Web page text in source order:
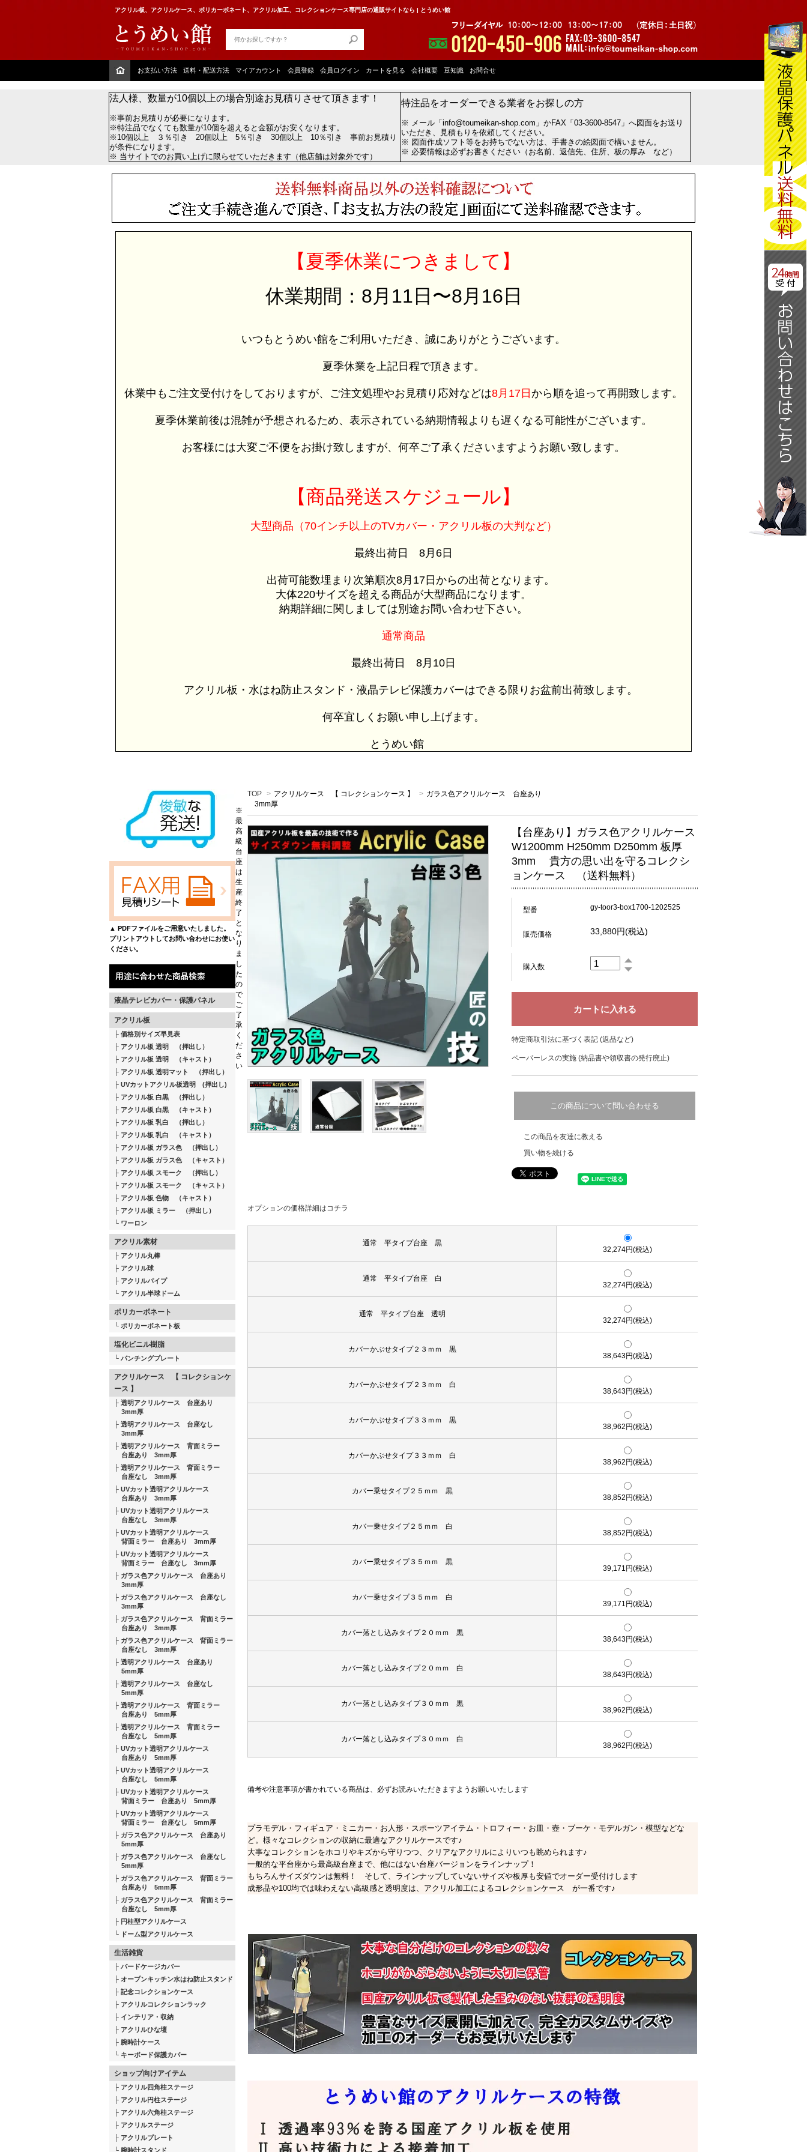
アクリル板、アクリルケース、ポリカーボネート、アクリル加工、コレクションケース専門店の通販サイトなら | とうめい館
お支払い方法 送料・配送方法 マイアカウント 会員登録 会員ログイン カートを見る 会社概要 豆知識 お問合せ
法人様、数量が10個以上の場合別途お見積りさせて頂きます！
※事前お見積りが必要になります。
※特注品でなくても数量が10個を超えると金額がお安くなります。
※10個以上 ３％引き 20個以上 5％引き 30個以上 10％引き 事前お見積り
が条件になります。
※ 当サイトでのお買い上げに限らせていただきます（他店舗は対象外です）
特注品をオーダーできる業者をお探しの方
※ メール「info@toumeikan-shop.com」かFAX「03-3600-8547」へ図面をお送り
いただき、見積もりを依頼してください。
※ 図面作成ソフト等をお持ちでない方は、手書きの絵図面で構いません。
※ 必要情報は必ずお書きください（お名前、返信先、住所、板の厚み など）
【夏季休業につきまして】
休業期間：8月11日〜8月16日
いつもとうめい館をご利用いただき、誠にありがとうございます。
夏季休業を上記日程で頂きます。
休業中もご注文受付けをしておりますが、ご注文処理やお見積り応対などは8月17日 から順を追って再開致します。
夏季休業前後は混雑が予想されるため、表示されている納期情報よりも遅くなる可能性がございます。
お客様には大変ご不便をお掛け致しますが、何卒ご了承くださいますようお願い致します。
【商品発送スケジュール】
大型商品（70インチ以上のTVカバー・アクリル板の大判など）
最終出荷日 8月6日
出荷可能数埋まり次第順次8月17日からの出荷となります。
大体220サイズを超える商品が大型商品になります。
納期詳細に関しましては別途お問い合わせ下さい。
通常商品
最終出荷日 8月10日
アクリル板・水はね防止スタンド・液晶テレビ保護カバーはできる限りお盆前出荷致します。
何卒宜しくお願い申し上げます。
とうめい館
▲ PDFファイルをご用意いたしました。
プリントアウトしてお問い合わせにお使い
ください。
液晶テレビカバー・保護パネル
アクリル板
価格別サイズ早見表
アクリル板 透明 （押出し）
アクリル板 透明 （キャスト）
アクリル板 透明マット （押出し）
UVカットアクリル板透明 (押出し)
アクリル板 白黒 （押出し）
アクリル板 白黒 （キャスト）
アクリル板 乳白 （押出し）
アクリル板 乳白 （キャスト）
アクリル板 ガラス色 （押出し）
アクリル板 ガラス色 （キャスト）
アクリル板 スモーク （押出し）
アクリル板 スモーク （キャスト）
アクリル板 色物 （キャスト）
アクリル板 ミラー （押出し）
ワーロン
アクリル素材
アクリル丸棒
アクリル球
アクリルパイプ
アクリル半球ドーム
ポリカーボネート
ポリカーボネート板
塩化ビニル樹脂
パンチングプレート
アクリルケース 【 コレクションケ
ース 】
透明アクリルケース 台座あり
3mm厚
透明アクリルケース 台座なし
3mm厚
透明アクリルケース 背面ミラー
台座あり 3mm厚
透明アクリルケース 背面ミラー
台座なし 3mm厚
UVカット透明アクリルケース
台座あり 3mm厚
UVカット透明アクリルケース
台座なし 3mm厚
UVカット透明アクリルケース
背面ミラー 台座あり 3mm厚
UVカット透明アクリルケース
背面ミラー 台座なし 3mm厚
ガラス色アクリルケース 台座あり
3mm厚
ガラス色アクリルケース 台座なし
3mm厚
ガラス色アクリルケース 背面ミラー
台座あり 3mm厚
ガラス色アクリルケース 背面ミラー
台座なし 3mm厚
透明アクリルケース 台座あり
5mm厚
透明アクリルケース 台座なし
5mm厚
透明アクリルケース 背面ミラー
台座あり 5mm厚
透明アクリルケース 背面ミラー
台座なし 5mm厚
UVカット透明アクリルケース
台座あり 5mm厚
UVカット透明アクリルケース
台座なし 5mm厚
UVカット透明アクリルケース
背面ミラー 台座あり 5mm厚
UVカット透明アクリルケース
背面ミラー 台座なし 5mm厚
ガラス色アクリルケース 台座あり
5mm厚
ガラス色アクリルケース 台座なし
5mm厚
ガラス色アクリルケース 背面ミラー
台座あり 5mm厚
ガラス色アクリルケース 背面ミラー
台座なし 5mm厚
円柱型アクリルケース
ドーム型アクリルケース
生活雑貨
バードケージカバー
オープンキッチン水はね防止スタンド
記念コレクションケース
アクリルコレクションラック
インテリア・収納
アクリルひな壇
腕時計ケース
キーボード保護カバー
ショップ向けアイテム
アクリル四角柱ステージ
アクリル円柱ステージ
アクリル六角柱ステージ
アクリルステージ
アクリルプレート
腕時計スタンド
TOP > アクリルケース 【 コレクションケース 】 > ガラス色アクリルケース 台座あり
3mm厚
【台座あり】ガラス色アクリルケース
W1200mm H250mm D250mm 板厚
3mm 貴方の思い出を守るコレクシ
ョンケース （送料無料）
型番 gy-toor3-box1700-1202525
販売価格 33,880円(税込)
購入数
特定商取引法に基づく表記 (返品など)
ペーパーレスの実施 (納品書や領収書の発行廃止)
この商品について問い合わせる
この商品を友達に教える
買い物を続ける
オプションの価格詳細はコチラ
通常 平タイプ台座 黒
32,274円(税込)
通常 平タイプ台座 白
32,274円(税込)
通常 平タイプ台座 透明
32,274円(税込)
カバーかぶせタイプ２３ｍｍ 黒
38,643円(税込)
カバーかぶせタイプ２３ｍｍ 白
38,643円(税込)
カバーかぶせタイプ３３ｍｍ 黒
38,962円(税込)
カバーかぶせタイプ３３ｍｍ 白
38,962円(税込)
カバー乗せタイプ２５ｍｍ 黒
38,852円(税込)
カバー乗せタイプ２５ｍｍ 白
38,852円(税込)
カバー乗せタイプ３５ｍｍ 黒
39,171円(税込)
カバー乗せタイプ３５ｍｍ 白
39,171円(税込)
カバー落とし込みタイプ２０ｍｍ 黒
38,643円(税込)
カバー落とし込みタイプ２０ｍｍ 白
38,643円(税込)
カバー落とし込みタイプ３０ｍｍ 黒
38,962円(税込)
カバー落とし込みタイプ３０ｍｍ 白
38,962円(税込)
備考や注意事項が書かれている商品は、必ずお読みいただきますようお願いいたします
プラモデル・フィギュア・ミニカー・お人形・スポーツアイテム・トロフィー・お皿・壺・ブーケ・モデルガン・模型などな
ど。様々なコレクションの収納に最適なアクリルケースです♪
大事なコレクションをホコリやキズから守りつつ、クリアなアクリルによりいつも眺められます♪
一般的な平台座から最高級台座まで、他にはない台座バージョンをラインナップ！
もちろんサイズダウンは無料！ そして、ラインナップしていないサイズや板厚も安値でオーダー受付けします
成形品や100均では味わえない高級感と透明度は、アクリル加工によるコレクションケース が一番です♪
※
最
高
級
台
座
は
生
産
終
了
と
な
り
ま
し
た
の
で
ご
了
承
く
だ
さ
い